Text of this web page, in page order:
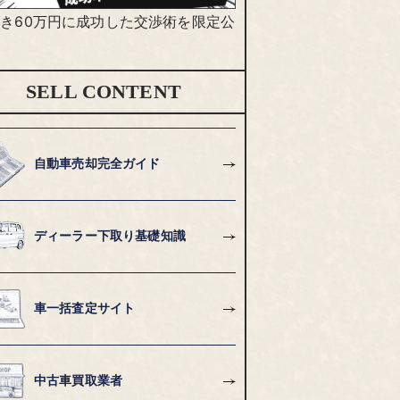
60万円に成功した交渉術を限定公
SELL CONTENT
自動車売却完全ガイド
ディーラー下取り基礎知識
車一括査定サイト
中古車買取業者